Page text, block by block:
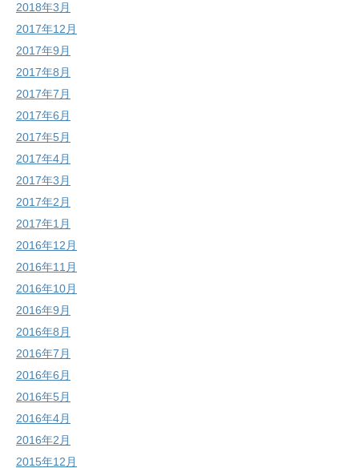
2018年3月
2017年12月
2017年9月
2017年8月
2017年7月
2017年6月
2017年5月
2017年4月
2017年3月
2017年2月
2017年1月
2016年12月
2016年11月
2016年10月
2016年9月
2016年8月
2016年7月
2016年6月
2016年5月
2016年4月
2016年2月
2015年12月